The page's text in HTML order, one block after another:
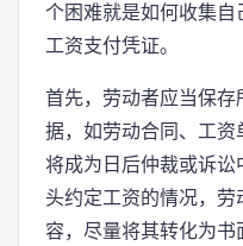
个困难就是如何收集
工资支付凭证。
首先，劳动者应当保
据，如劳动合同、工
将成为日后仲裁或诉讼
头约定工资的情况，
容，尽量将其转化为